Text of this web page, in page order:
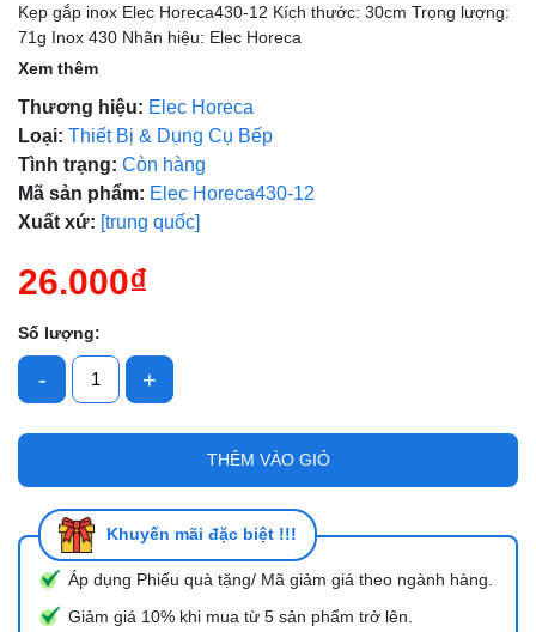
Kẹp gắp inox Elec Horeca430-12 Kích thước: 30cm Trọng lượng:
71g Inox 430 Nhãn hiệu: Elec Horeca
Xem thêm
Thương hiệu: Elec Horeca
Loại: Thiết Bị & Dụng Cụ Bếp
Tình trạng: Còn hàng
Mã sản phẩm: Elec Horeca430-12
Xuất xứ: [trung quốc]
26.000₫
Số lượng:
- +
THÊM VÀO GIỎ
Khuyến mãi đặc biệt !!!
Áp dụng Phiếu quà tặng/ Mã giảm giá theo ngành hàng.
Giảm giá 10% khi mua từ 5 sản phẩm trở lên.
Ngày hết hạn:
Điều kiện: